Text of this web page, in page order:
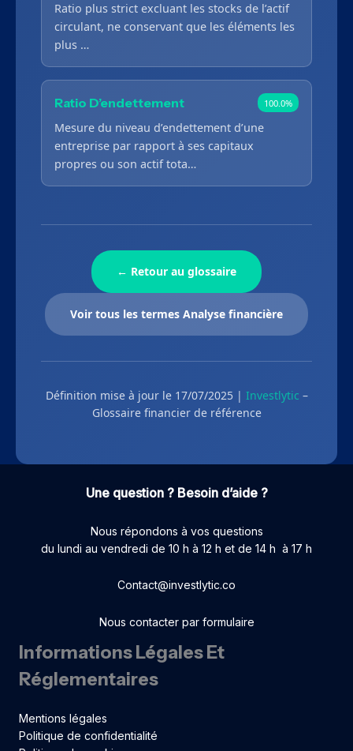
Ratio plus strict excluant les stocks de l’actif
circulant, ne conservant que les éléments les
plus …
Ratio D’endettement 100.0%
Mesure du niveau d’endettement d’une
entreprise par rapport à ses capitaux
propres ou son actif tota…
← Retour au glossaire
Voir tous les termes Analyse financière
Définition mise à jour le 17/07/2025 | Investlytic –
Glossaire financier de référence
Une question ? Besoin d’aide ?
Nous répondons à vos questions
du lundi au vendredi de 10 h à 12 h et de 14 h à 17 h
Contact@investlytic.co
Nous contacter par formulaire
Informations Légales Et
Réglementaires
Mentions légales
Politique de confidentialité